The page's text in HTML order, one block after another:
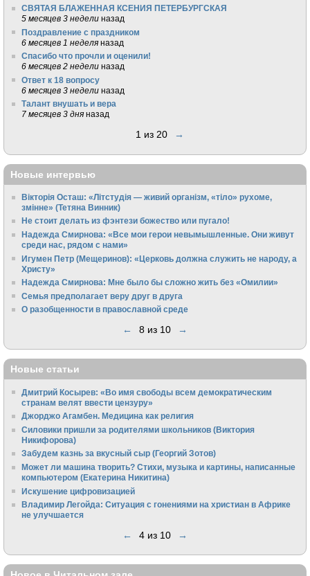
СВЯТАЯ БЛАЖЕННАЯ КСЕНИЯ ПЕТЕРБУРГСКАЯ
5 месяцев 3 недели назад
Поздравление с праздником
6 месяцев 1 неделя назад
Спасибо что прочли и оценили!
6 месяцев 2 недели назад
Ответ к 18 вопросу
6 месяцев 3 недели назад
Талант внушать и вера
7 месяцев 3 дня назад
1 из 20 →
Новые интервью
Вікторія Осташ: «Літстудія — живий організм, «тіло» рухоме,
змінне» (Тетяна Винник)
Не стоит делать из фэнтези божество или пугало!
Надежда Смирнова: «Все мои герои невымышленные. Они живут
среди нас, рядом с нами»
Игумен Петр (Мещеринов): «Церковь должна служить не народу, а
Христу»
Надежда Смирнова: Мне было бы сложно жить без «Омилии»
Семья предполагает веру друг в друга
О разобщенности в православной среде
← 8 из 10 →
Новые статьи
Дмитрий Косырев: «Во имя свободы всем демократическим
странам велят ввести цензуру»
Джорджо Агамбен. Медицина как религия
Силовики пришли за родителями школьников (Виктория
Никифорова)
Забудем казнь за вкусный сыр (Георгий Зотов)
Может ли машина творить? Стихи, музыка и картины, написанные
компьютером (Екатерина Никитина)
Искушение цифровизацией
Владимир Легойда: Ситуация с гонениями на христиан в Африке
не улучшается
← 4 из 10 →